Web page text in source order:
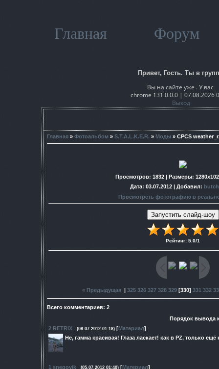
Главная Форум
Привет, Гость. Ты в
Вы на сайте уже . У вас
chrome 131.0.0.0 | 07.08.2026
Выход
Главная » Фотоальбом » S.T.A.L.K.E.R. » Моды » CPCS
Просмотров: 1832 | Размеры:
Дата: 03.07.2012 | Добавил:
Просмотреть фотографию в
Рейтинг: 5.0/1
« Предыдущая| 325 326 327 328 329[330] 331 332
Всего комментариев: 2
Порядок вывода
2 RETRIX (08.07.2012 01:18) [Материал]
Не, гамма красивая! Глаза ласкает! как в PZ, только
1 snegovik (05.07.2012 01:40) [Материал]